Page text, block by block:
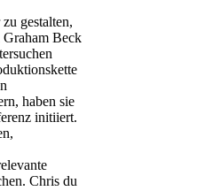
gestalten,
Graham Beck
haben sie
initiiert.
Chris du